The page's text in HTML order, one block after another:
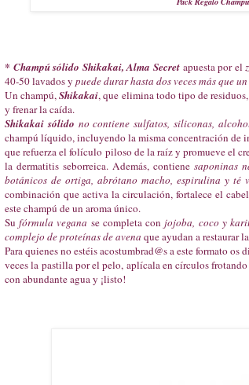
* Champú sólido Shikakai, Alma Secret apuesta por el
40-50 lavados y puede durar hasta dos veces más que
Un champú,Shikakai, que elimina todo tipo de
y frenar la caída.
Shikakai sólido no contiene sulfatos, siliconas,
champú líquido, incluyendo la misma concentración de
que refuerza el folículo piloso de la raíz y promueve el
la dermatitis seborreica. Además, contiene saponinas
botánicos de ortiga, abrótano macho, espirulina y té
combinación que activa la circulación, fortalece el
este champú de un aroma único.
Sufórmula vegana se completa con jojoba, coco y
complejo de proteínas de avena que ayudan a restaurar
Para quienes no estéis acostumbrad@s a este formato
veces la pastilla por el pelo, aplícala en círculos
con abundante agua y ¡listo!